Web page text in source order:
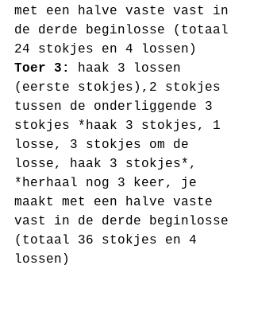
met een halve vaste vast in
de derde beginlosse (totaal
24 stokjes en 4 lossen)
Toer 3:
haak 3 lossen
(eerste stokjes),2 stokjes
tussen de onderliggende 3
stokjes *haak 3 stokjes, 1
losse, 3 stokjes om de
losse, haak 3 stokjes*,
*herhaal nog 3 keer, je
maakt met een halve vaste
vast in de derde beginlosse
(totaal 36 stokjes en 4
lossen)